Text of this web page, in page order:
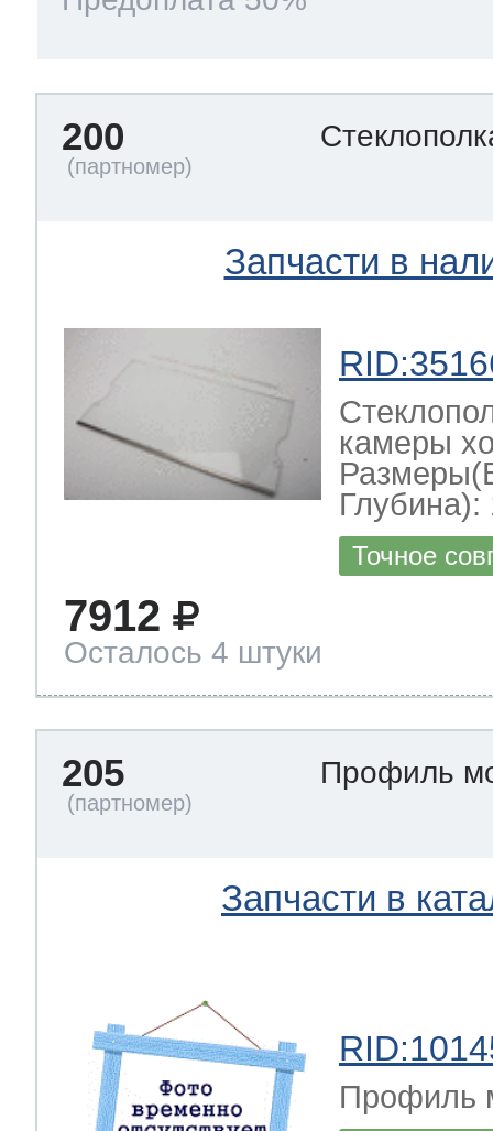
200
Запчасти в
камеры
Глубина):
Точное
7912
Осталось 4 штуки
205 Профиль
Запчасти в
Профиль